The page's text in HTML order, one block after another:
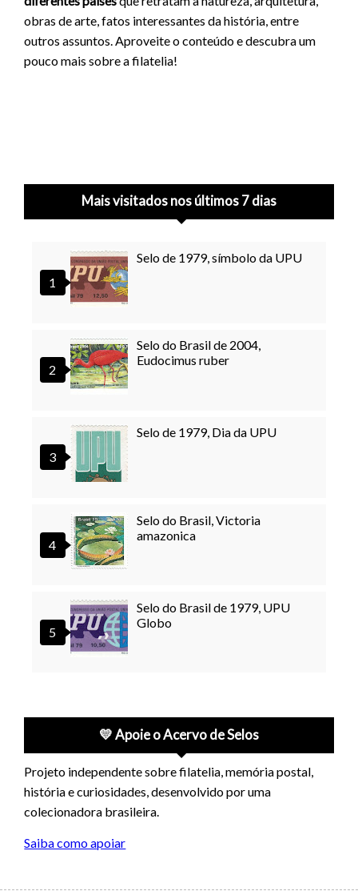
obras de arte, fatos interessantes da história, entre
outros assuntos. Aproveite o conteúdo e descubra um
pouco mais sobre a filatelia!
Mais visitados nos últimos 7 dias
Selo de 1979, símbolo da UPU
Selo do Brasil de 2004,
Eudocimus ruber
Selo de 1979, Dia da UPU
Selo do Brasil, Victoria
amazonica
Selo do Brasil de 1979, UPU
Globo
💛 Apoie o Acervo de Selos
Projeto independente sobre filatelia, memória postal,
história e curiosidades, desenvolvido por uma
colecionadora brasileira.
Saiba como apoiar